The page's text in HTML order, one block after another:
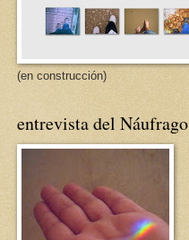
(en construcción)
entrevista del Náufrago